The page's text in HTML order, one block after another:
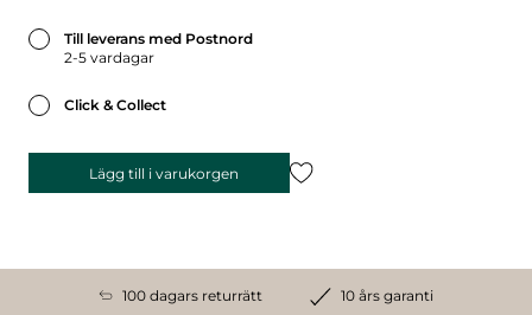
Till leverans med Postnord
2-5 vardagar
Click & Collect
Lägg till i varukorgen
100 dagars returrätt 10 års garanti